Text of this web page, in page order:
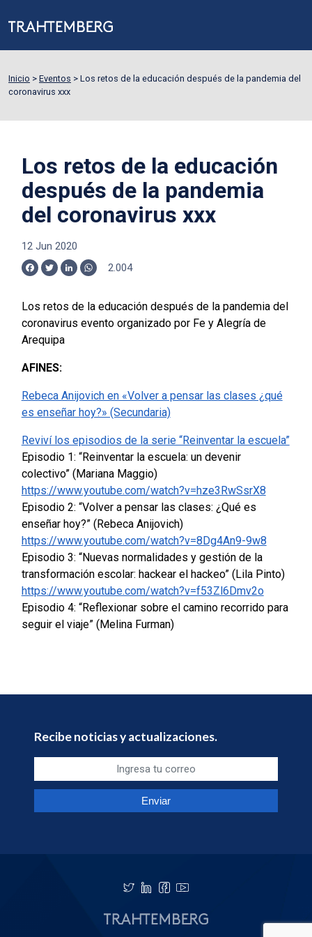
Inicio > Eventos > Los retos de la educación después de la pandemia del
coronavirus xxx
Los retos de la educación
después de la pandemia
del coronavirus xxx
12 Jun 2020
Facebook
TwitterLinkedInWhatsApp
2.004
Los retos de la educación después de la pandemia del
coronavirus evento organizado por Fe y Alegría de
Arequipa
AFINES:
Rebeca Anijovich en «Volver a pensar las clases ¿qué
es enseñar hoy?» (Secundaria)
Reviví los episodios de la serie “Reinventar la escuela”
Episodio 1: “Reinventar la escuela: un devenir
colectivo” (Mariana Maggio)
https://www.youtube.com/watch?v=hze3RwSsrX8
Episodio 2: “Volver a pensar las clases: ¿Qué es
enseñar hoy?” (Rebeca Anijovich)
https://www.youtube.com/watch?v=8Dg4An9-9w8
Episodio 3: “Nuevas normalidades y gestión de la
transformación escolar: hackear el hackeo” (Lila Pinto)
https://www.youtube.com/watch?v=f53Zl6Dmv2o
Episodio 4: “Reflexionar sobre el camino recorrido para
seguir el viaje” (Melina Furman)
Recibe noticias y actualizaciones.